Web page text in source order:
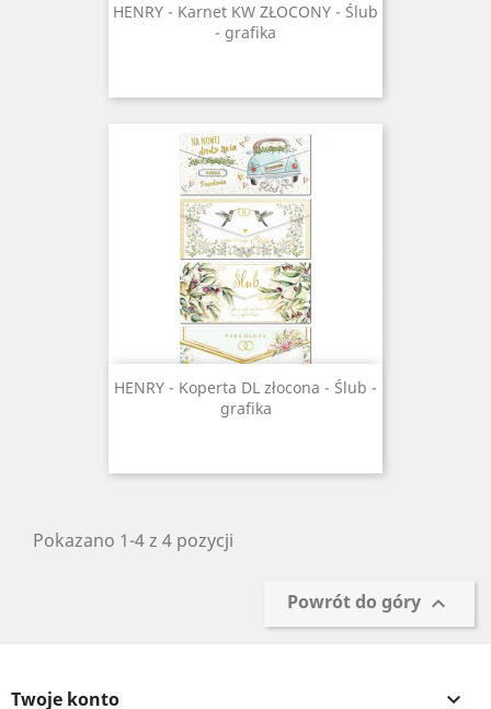
HENRY - Karnet KW ZŁOCONY - Ślub
- grafika
HENRY - Koperta DL złocona - Ślub -
grafika
Pokazano 1-4 z 4 pozycji
Powrót do góry 
Twoje konto 